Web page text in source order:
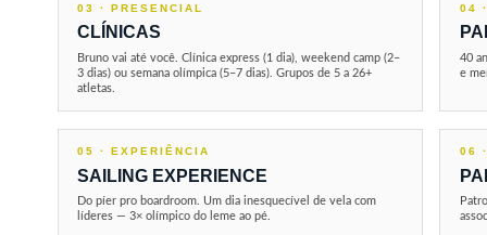
03 · PRESENCIAL
CLÍNICAS
Bruno vai até você. Clínica express (1 dia), weekend camp (2–
3 dias) ou semana olímpica (5–7 dias). Grupos de 5 a 26+
atletas.
04
40
e
05 · EXPERIÊNCIA
SAILING EXPERIENCE
Do píer pro boardroom. Um dia inesquecível de vela com
líderes — 3× olímpico do leme ao pé.
06